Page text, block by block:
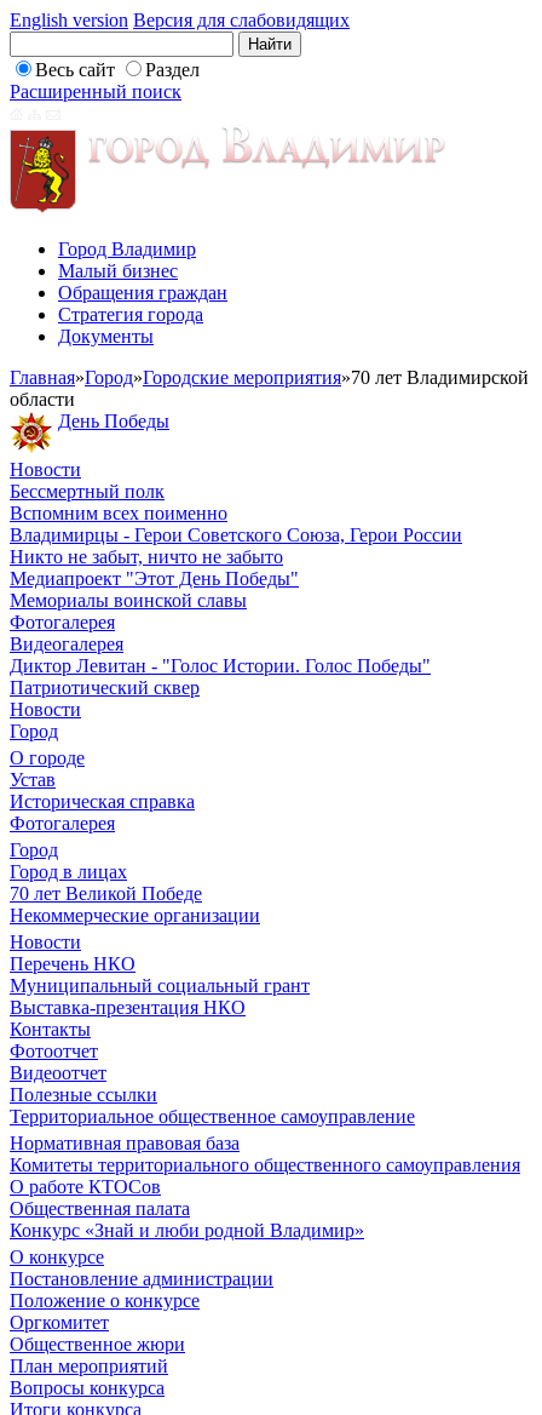
English version Версия для слабовидящих
Весь сайт
Раздел
Расширенный поиск
Город Владимир
Малый бизнес
Обращения граждан
Стратегия города
Документы
Главная»Город»Городские мероприятия»70 лет Владимирской
области
День Победы
Новости
Бессмертный полк
Вспомним всех поименно
Владимирцы - Герои Советского Союза, Герои России
Никто не забыт, ничто не забыто
Медиапроект "Этот День Победы"
Мемориалы воинской славы
Фотогалерея
Видеогалерея
Диктор Левитан - "Голос Истории. Голос Победы"
Патриотический сквер
Новости
Город
О городе
Устав
Историческая справка
Фотогалерея
Город
Город в лицах
70 лет Великой Победе
Некоммерческие организации
Новости
Перечень НКО
Муниципальный социальный грант
Выставка-презентация НКО
Контакты
Фотоотчет
Видеоотчет
Полезные ссылки
Территориальное общественное самоуправление
Нормативная правовая база
Комитеты территориального общественного самоуправления
О работе КТОСов
Общественная палата
Конкурс «Знай и люби родной Владимир»
О конкурсе
Постановление администрации
Положение о конкурсе
Оргкомитет
Общественное жюри
План мероприятий
Вопросы конкурса
Итоги конкурса